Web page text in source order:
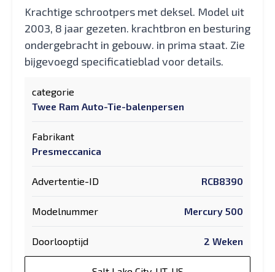
Krachtige schrootpers met deksel. Model uit
2003, 8 jaar gezeten. krachtbron en besturing
ondergebracht in gebouw. in prima staat. Zie
bijgevoegd specificatieblad voor details.
categorie
Twee Ram Auto-Tie-balenpersen
Fabrikant
Presmeccanica
Advertentie-ID RCB8390
Modelnummer Mercury 500
Doorlooptijd 2 Weken